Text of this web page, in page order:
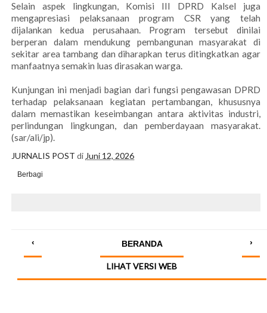
Selain aspek lingkungan, Komisi III DPRD Kalsel juga
mengapresiasi pelaksanaan program CSR yang telah
dijalankan kedua perusahaan. Program tersebut dinilai
berperan dalam mendukung pembangunan masyarakat di
sekitar area tambang dan diharapkan terus ditingkatkan agar
manfaatnya semakin luas dirasakan warga.
Kunjungan ini menjadi bagian dari fungsi pengawasan DPRD
terhadap pelaksanaan kegiatan pertambangan, khususnya
dalam memastikan keseimbangan antara aktivitas industri,
perlindungan lingkungan, dan pemberdayaan masyarakat.
(sar/ali/jp).
JURNALIS POST di Juni 12, 2026
Berbagi
‹ ›
BERANDA
LIHAT VERSI WEB